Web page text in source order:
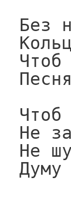
Без
Чтоб
Чтоб
Не
Не
Думу